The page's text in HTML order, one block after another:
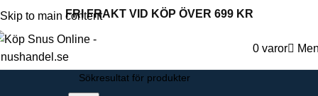
Skip to main contentFRI FRAKT VID KÖP ÖVER 699 KR
0 varor